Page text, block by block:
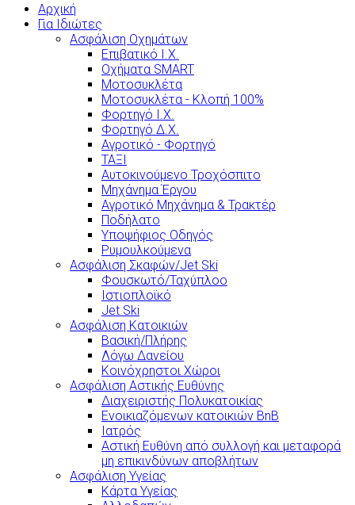
Αρχική
Για Ιδιώτες
Ασφάλιση Οχημάτων
Επιβατικό Ι.Χ.
Οχήματα SMART
Μοτοσυκλέτα
Μοτοσυκλέτα - Κλοπή 100%
Φορτηγό Ι.Χ.
Φορτηγό Δ.Χ.
Αγροτικό - Φορτηγό
ΤΑΞΙ
Αυτοκινούμενο Τροχόσπιτο
Μηχάνημα Έργου
Αγροτικό Μηχάνημα & Τρακτέρ
Ποδήλατο
Υποψήφιος Οδηγός
Ρυμουλκούμενα
Ασφάλιση Σκαφών/Jet Ski
Φουσκωτό/Ταχύπλοο
Ιστιοπλοϊκό
Jet Ski
Ασφάλιση Κατοικιών
Βασική/Πλήρης
Λόγω Δανείου
Κοινόχρηστοι Χώροι
Ασφάλιση Αστικής Ευθύνης
Διαχειριστής Πολυκατοικίας
Ενοικιαζόμενων κατοικιών BnB
Ιατρός
Αστική Ευθύνη από συλλογή και μεταφορά
μη επικινδύνων αποβλήτων
Ασφάλιση Υγείας
Κάρτα Υγείας